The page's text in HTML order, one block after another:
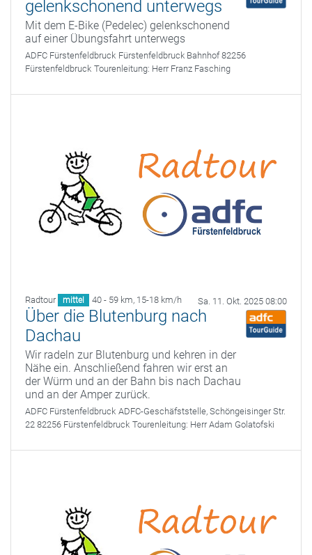
gelenkschonend unterwegs
Mit dem E-Bike (Pedelec) gelenkschonend
auf einer Übungsfahrt unterwegs
ADFC Fürstenfeldbruck Fürstenfeldbruck Bahnhof 82256
Fürstenfeldbruck Tourenleitung: Herr Franz Fasching
Radtour mittel 40 - 59 km, 15-18 km/h Sa. 11. Okt. 2025 08:00
Über die Blutenburg nach
Dachau
Wir radeln zur Blutenburg und kehren in der
Nähe ein. Anschließend fahren wir erst an
der Würm und an der Bahn bis nach Dachau
und an der Amper zurück.
ADFC Fürstenfeldbruck ADFC-Geschäfststelle, Schöngeisinger Str.
22 82256 Fürstenfeldbruck Tourenleitung: Herr Adam Golatofski